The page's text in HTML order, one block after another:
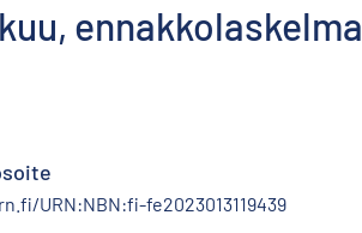
ennakkolaskelma
URN:NBN:fi-fe2023013119439